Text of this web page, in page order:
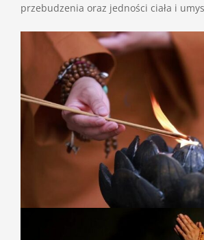
przebudzenia oraz jedności ciała i